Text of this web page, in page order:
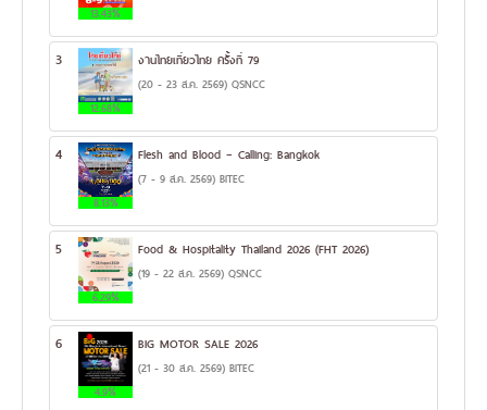
13.43%
3
12.68%
งานไทยเที่ยวไทย ครั้งที่ 79
(20 - 23 ส.ค. 2569) QSNCC
4
8.13%
Flesh and Blood – Calling: Bangkok
(7 - 9 ส.ค. 2569) BITEC
5
6.29%
Food & Hospitality Thailand 2026 (FHT 2026)
(19 - 22 ส.ค. 2569) QSNCC
6
4.9%
BIG MOTOR SALE 2026
(21 - 30 ส.ค. 2569) BITEC